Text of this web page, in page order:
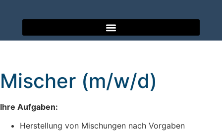
Mischer (m/w/d)
Ihre Aufgaben:
Herstellung von Mischungen nach Vorgaben